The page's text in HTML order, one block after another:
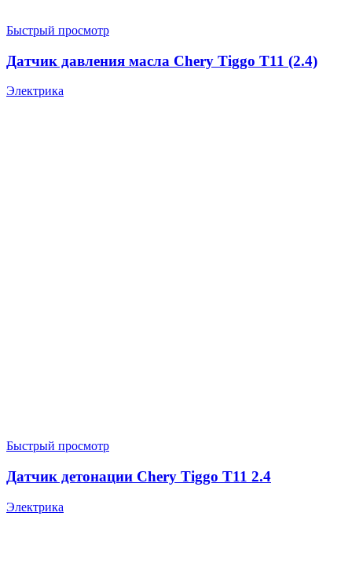
Быстрый просмотр
Датчик давления масла Chery Tiggo T11 (2.4)
Электрика
Быстрый просмотр
Датчик детонации Chery Tiggo T11 2.4
Электрика